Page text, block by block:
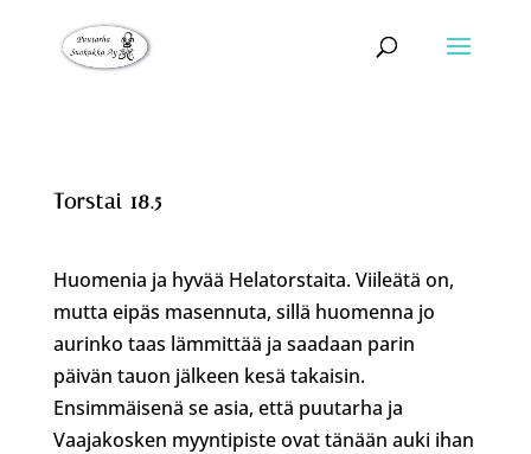
Torstai 18.5
Huomenia ja hyvää Helatorstaita. Viileätä on,
mutta eipäs masennuta, sillä huomenna jo
aurinko taas lämmittää ja saadaan parin
päivän tauon jälkeen kesä takaisin.
Ensimmäisenä se asia, että puutarha ja
Vaajakosken myyntipiste ovat tänään auki ihan